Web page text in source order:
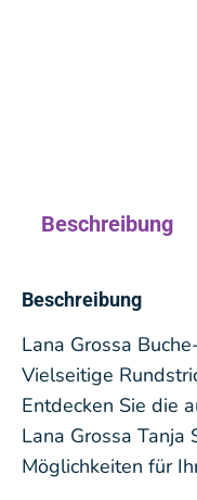
Beschreibung
Beschreibung
Lana Grossa
Vielseitige
Entdecken Sie die
Lana Grossa
Möglichkeiten für